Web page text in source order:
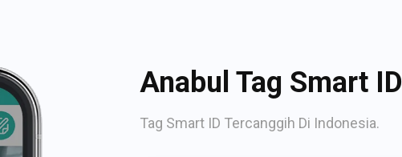
Anabul Tag Smart ID
Tag Smart ID Tercanggih Di Indonesia.